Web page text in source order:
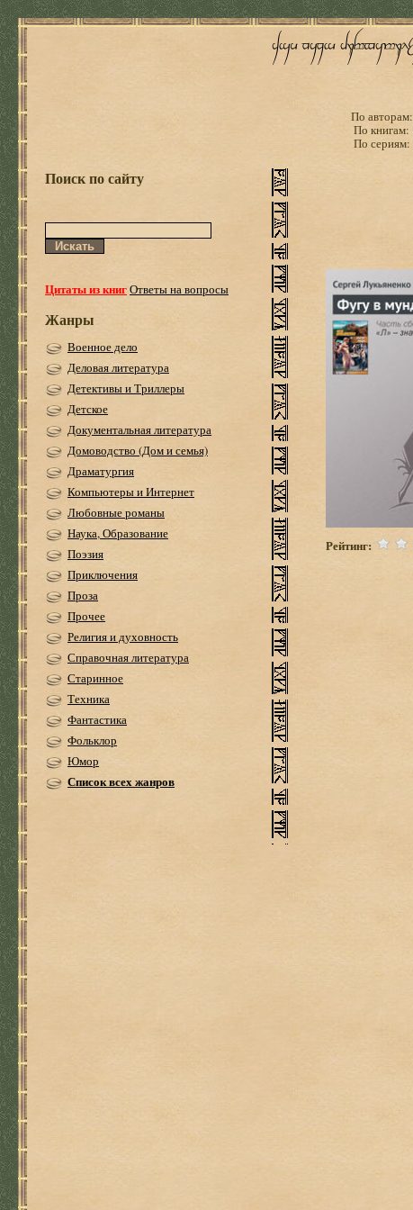
По авторам:
По книгам:
По сериям:
Поиск по сайту
Цитаты из книгОтветы на вопросы
Жанры
Военное дело
Деловая литература
Детективы и Триллеры
Детское
Документальная литература
Домоводство (Дом и семья)
Драматургия
Компьютеры и Интернет
Любовные романы
Наука, Образование
Поэзия
Приключения
Проза
Прочее
Религия и духовность
Справочная литература
Старинное
Техника
Фантастика
Фольклор
Юмор
Список всех жанров
Рейтинг: